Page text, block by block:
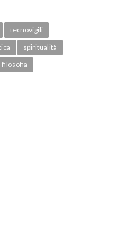
tecnovigili
spiritualità
filosofia